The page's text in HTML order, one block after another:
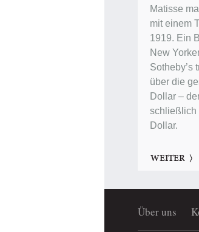
Matisse
mit einem
1919. Ein
New
Sotheby’s
über die
Dollar –
schließlich
Dollar.
WEITER
Über uns